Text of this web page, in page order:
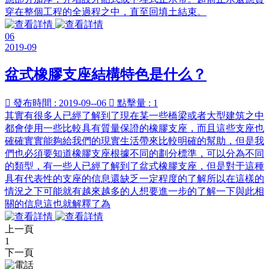
穿在整個工程的全過程之中，直至回填土結束。
06
2019-09
盆式橡膠支座結構特色是什么？
 發布時間 : 2019-09--06  點擊量 : 1
其實有很多人已經了解到了現在某一些橋梁或者大型建筑之中
都會使用一些比較具有質量保證的橡膠支座，而且這些支座也
確確實實能夠給我們的現實生活帶來比較明確的幫助，但是我
們也必須要知道橡膠支座根據不同的劃分標準，可以分為不同
的類型，有一些人已經了解到了盆式橡膠支座，但是對于這種
具有代表性的支座的信息還缺乏一定程度的了解所以在這樣的
情況之下可能就有越來越多的人想要進一步的了解一下與此相
關的信息這也就解釋了為
上一頁
1
下一頁